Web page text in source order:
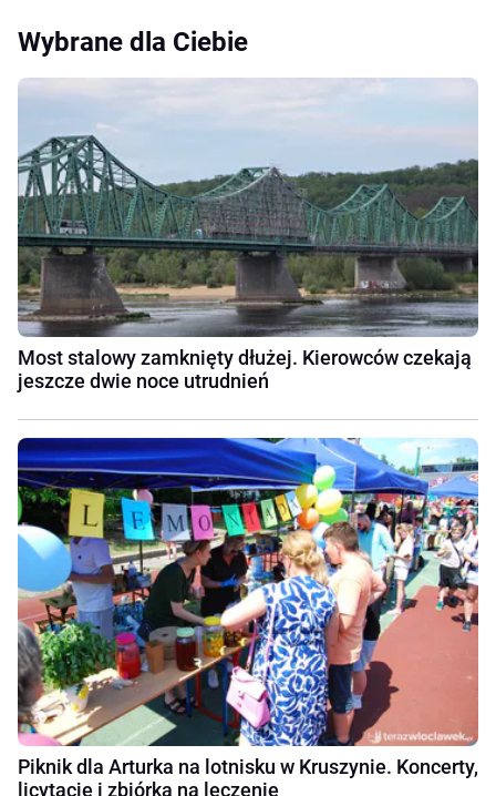
Wybrane dla Ciebie
Most stalowy zamknięty dłużej. Kierowców czekają
jeszcze dwie noce utrudnień
Piknik dla Arturka na lotnisku w Kruszynie. Koncerty,
licytacje i zbiórka na leczenie